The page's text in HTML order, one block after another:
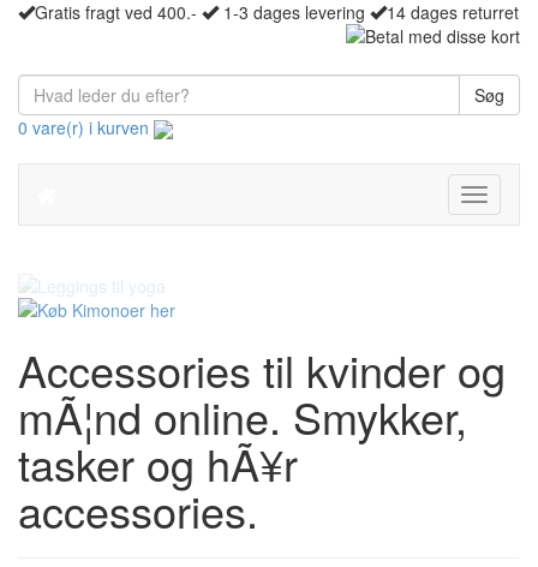
Gratis fragt ved 400.- 1-3 dages levering 14 dages returret
Søg
0 vare(r) i kurven
Toggle
Accessories til kvinder og
mÃ¦nd online. Smykker,
tasker og hÃ¥r
accessories.